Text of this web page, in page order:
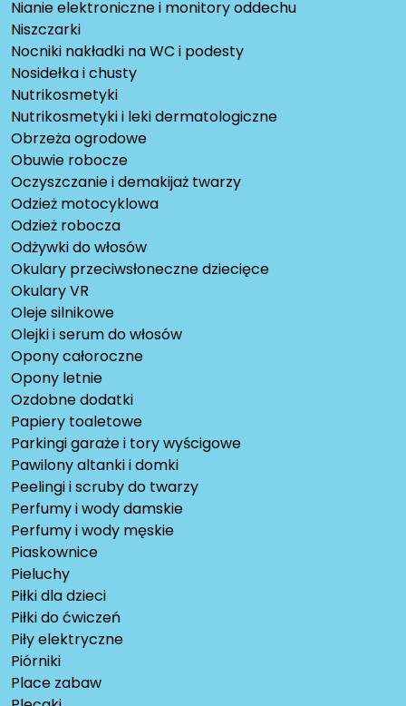
Nianie elektroniczne i monitory oddechu
Niszczarki
Nocniki nakładki na WC i podesty
Nosidełka i chusty
Nutrikosmetyki
Nutrikosmetyki i leki dermatologiczne
Obrzeża ogrodowe
Obuwie robocze
Oczyszczanie i demakijaż twarzy
Odzież motocyklowa
Odzież robocza
Odżywki do włosów
Okulary przeciwsłoneczne dziecięce
Okulary VR
Oleje silnikowe
Olejki i serum do włosów
Opony całoroczne
Opony letnie
Ozdobne dodatki
Papiery toaletowe
Parkingi garaże i tory wyścigowe
Pawilony altanki i domki
Peelingi i scruby do twarzy
Perfumy i wody damskie
Perfumy i wody męskie
Piaskownice
Pieluchy
Piłki dla dzieci
Piłki do ćwiczeń
Piły elektryczne
Piórniki
Place zabaw